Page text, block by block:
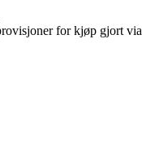
for kjøp gjort